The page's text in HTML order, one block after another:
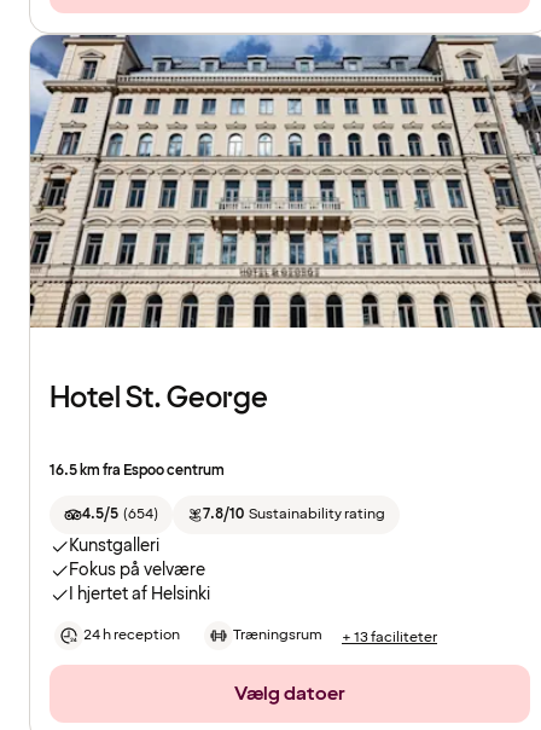
Hotel St. George
16.5 km fra Espoo centrum
4.5/5 (654) 7.8/10 Sustainability rating
Kunstgalleri
Fokus på velvære
I hjertet af Helsinki
24 h reception Træningsrum + 13 faciliteter
Vælg datoer